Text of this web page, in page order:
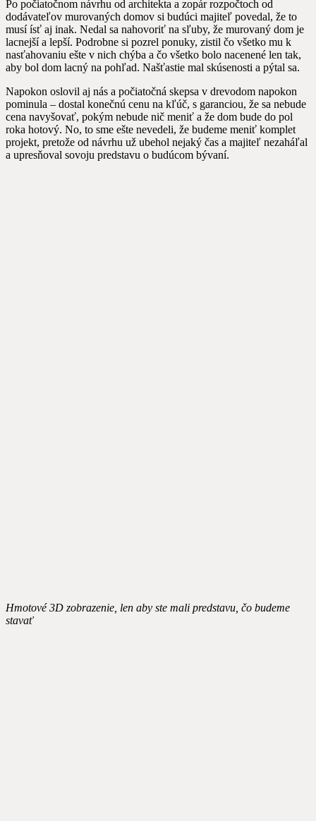
Po počiatočnom návrhu od architekta a zopár rozpočtoch od
dodávateľov murovaných domov si budúci majiteľ povedal, že to
musí ísť aj inak. Nedal sa nahovoriť na sľuby, že murovaný dom je
lacnejší a lepší. Podrobne si pozrel ponuky, zistil čo všetko mu k
nasťahovaniu ešte v nich chýba a čo všetko bolo nacenené len tak,
aby bol dom lacný na pohľad. Našťastie mal skúsenosti a pýtal sa.
Napokon oslovil aj nás a počiatočná skepsa v drevodom napokon
pominula – dostal konečnú cenu na kľúč, s garanciou, že sa nebude
cena navyšovať, pokým nebude nič meniť a že dom bude do pol
roka hotový. No, to sme ešte nevedeli, že budeme meniť komplet
projekt, pretože od návrhu už ubehol nejaký čas a majiteľ nezaháľal
a upresňoval sovoju predstavu o budúcom bývaní.
Hmotové 3D zobrazenie, len aby ste mali predstavu, čo budeme
stavať